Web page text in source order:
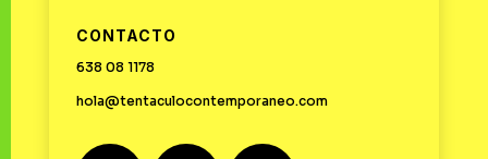
CONTACTO
638 08 1178
hola@tentaculocontemporaneo.com